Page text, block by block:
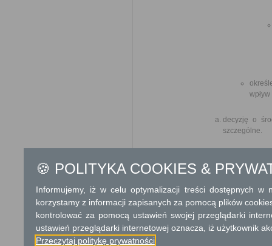
decyzję o
szczególne.
Wypis z
🍪 POLITYKA COOKIES &
Informujemy, iż w celu optymalizacji treści dostępnych w
korzystamy z informacji zapisanych za pomocą plików
kontrolować za pomocą ustawień swojej przeglądarki
ustawień przeglądarki internetowej oznacza, iż użytkownik
Przeczytaj politykę prywatności